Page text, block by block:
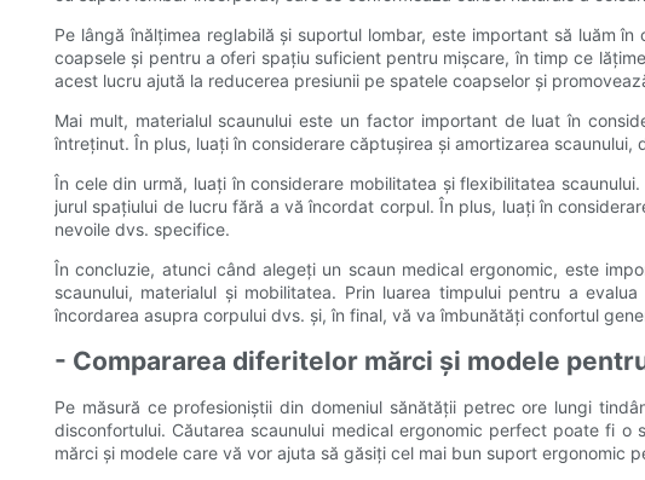
Pe lângă înălțimea reglabilă și suportul lombar, este important să luăm
coapsele și pentru a oferi spațiu suficient pentru mișcare, în timp ce
acest lucru ajută la reducerea presiunii pe spatele coapselor și
Mai mult, materialul scaunului este un factor important de luat în
întreținut. În plus, luați în considerare căptușirea și amortizarea
În cele din urmă, luați în considerare mobilitatea și flexibilitatea
jurul spațiului de lucru fără a vă încordat corpul. În plus, luați în
nevoile dvs. specifice.
În concluzie, atunci când alegeți un scaun medical ergonomic, este
scaunului, materialul și mobilitatea. Prin luarea timpului pentru a
încordarea asupra corpului dvs. și, în final, vă va îmbunătăți confortul
- Compararea diferitelor mărci și modele
Pe măsură ce profesioniștii din domeniul sănătății petrec ore lungi
disconfortului. Căutarea scaunului medical ergonomic perfect poate fi
mărci și modele care vă vor ajuta să găsiți cel mai bun suport ergonomic